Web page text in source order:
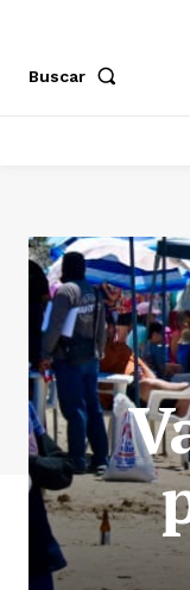
Buscar